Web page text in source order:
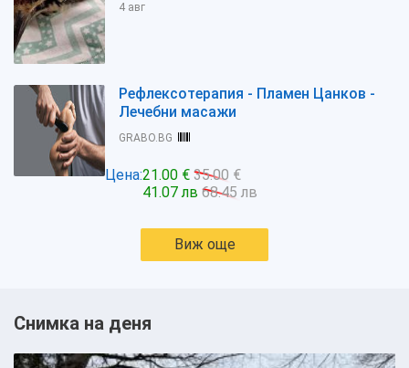
4 авг
Рефлексотерапия - Пламен Цанков -
Лечебни масажи
GRABO.BG
Цена:21.00 € 35.00 €
41.07 лв 68.45 лв
Виж още
Снимка на деня